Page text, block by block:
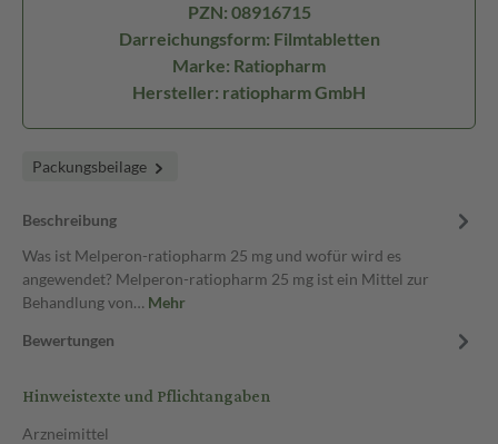
PZN: 08916715
Darreichungsform: Filmtabletten
Marke: Ratiopharm
Hersteller: ratiopharm GmbH
Packungsbeilage
Beschreibung
Was ist Melperon-ratiopharm 25 mg und wofür wird es
angewendet? Melperon-ratiopharm 25 mg ist ein Mittel zur
Behandlung von… Mehr
Bewertungen
Hinweistexte und Pflichtangaben
Arzneimittel